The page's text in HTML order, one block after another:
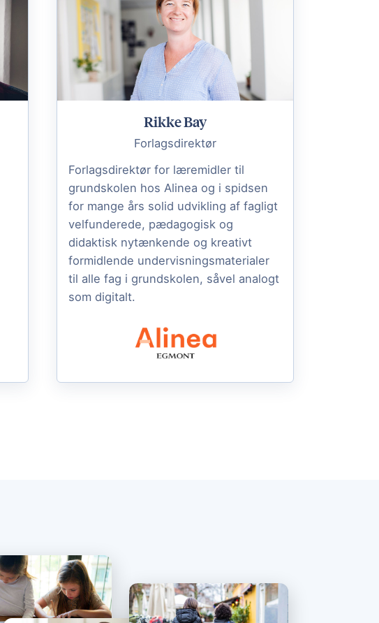
Rikke Bay
Forlagsdirektør
Forlagsdirektør for læremidler til
grundskolen hos Alinea og i spidsen
for mange års solid udvikling af fagligt
velfunderede, pædagogisk og
didaktisk nytænkende og kreativt
formidlende undervisningsmaterialer
til alle fag i grundskolen, såvel analogt
som digitalt.